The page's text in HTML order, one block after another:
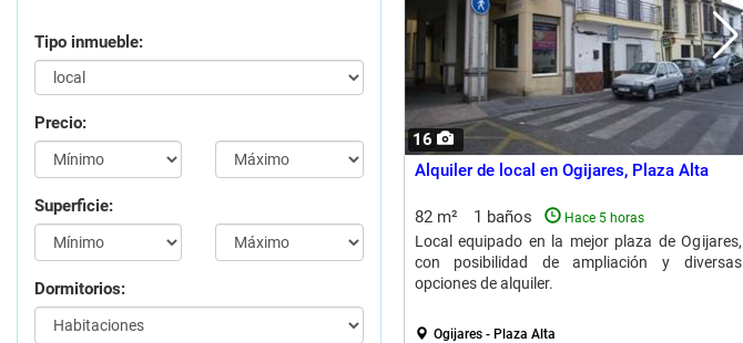
Tipo inmueble:
Precio:
Superficie:
Dormitorios:
16
Alquiler de local en Ogijares, Plaza Alta
82 m² 1 baños Hace 5 horas
Local equipado en la mejor plaza de Ogijares,
con posibilidad de ampliación y diversas
opciones de alquiler.
Ogijares - Plaza Alta